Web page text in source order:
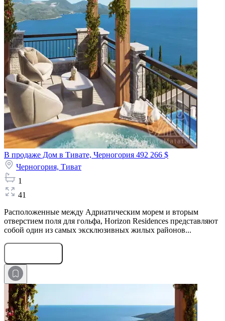
В продаже Дом в Тивате, Черногория 492 266 $
Черногория, Тиват
1
41
Расположенные между Адриатическим морем и вторым
отверстием поля для гольфа, Horizon Residences представляют
собой один из самых эксклюзивных жилых районов...